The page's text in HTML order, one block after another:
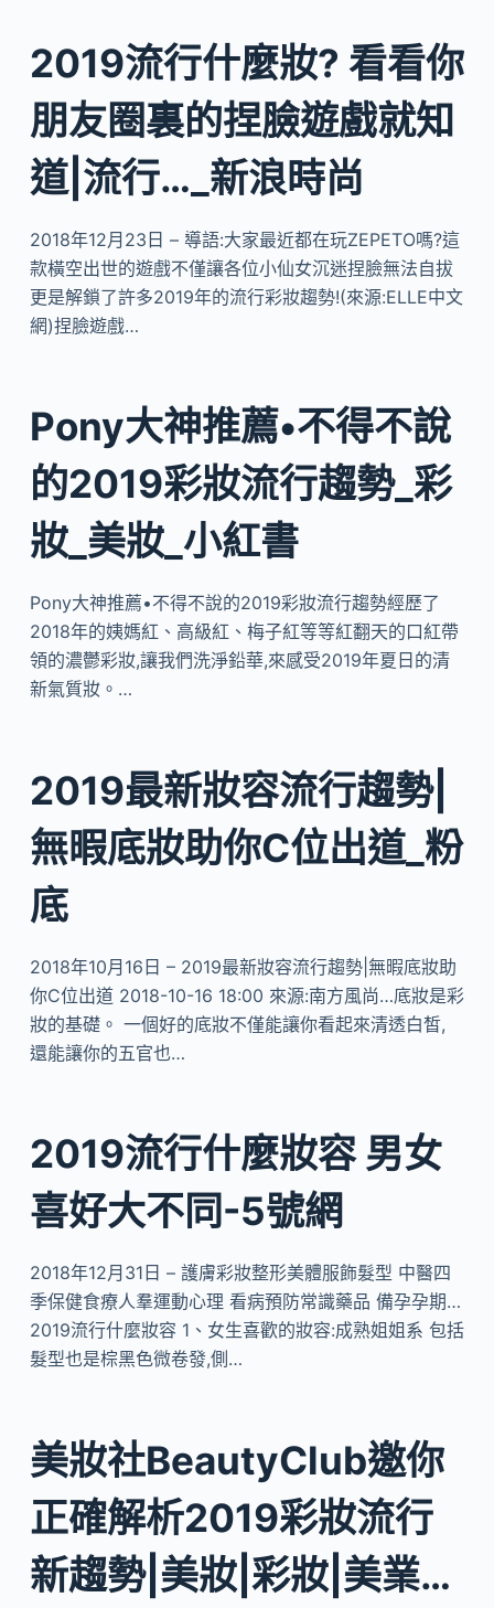
2019流行什麼妝? 看看你
朋友圈裏的捏臉遊戲就知
道|流行…_新浪時尚
2018年12月23日 – 導語:大家最近都在玩ZEPETO嗎?這
款橫空出世的遊戲不僅讓各位小仙女沉迷捏臉無法自拔
更是解鎖了許多2019年的流行彩妝趨勢!(來源:ELLE中文
網)捏臉遊戲…
Pony大神推薦•不得不說
的2019彩妝流行趨勢_彩
妝_美妝_小紅書
Pony大神推薦•不得不說的2019彩妝流行趨勢經歷了
2018年的姨媽紅、高級紅、梅子紅等等紅翻天的口紅帶
領的濃鬱彩妝,讓我們洗淨鉛華,來感受2019年夏日的清
新氣質妝。…
2019最新妝容流行趨勢|
無暇底妝助你C位出道_粉
底
2018年10月16日 – 2019最新妝容流行趨勢|無暇底妝助
你C位出道 2018-10-16 18:00 來源:南方風尚…底妝是彩
妝的基礎。 一個好的底妝不僅能讓你看起來清透白皙,
還能讓你的五官也…
2019流行什麼妝容 男女
喜好大不同-5號網
2018年12月31日 – 護膚彩妝整形美體服飾髮型 中醫四
季保健食療人羣運動心理 看病預防常識藥品 備孕孕期…
2019流行什麼妝容 1、女生喜歡的妝容:成熟姐姐系 包括
髮型也是棕黑色微卷發,側…
美妝社BeautyClub邀你
正確解析2019彩妝流行
新趨勢|美妝|彩妝|美業…